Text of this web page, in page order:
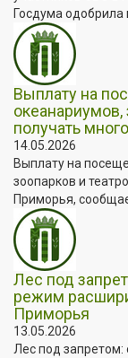
Госдума одобрила
Выплату на
океанариумов,
получать
14.05.2026
Выплату на
зоопарков и
Приморья,
Лес под
режим
Приморья
13.05.2026
Лес под